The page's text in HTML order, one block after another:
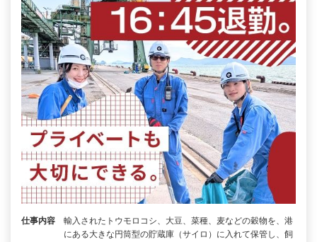
仕事内容
輸入されたトウモロコシ、大豆、菜種、麦などの穀物を、港
にある大きな円筒型の貯蔵庫（サイロ）に入れて保管し、飼